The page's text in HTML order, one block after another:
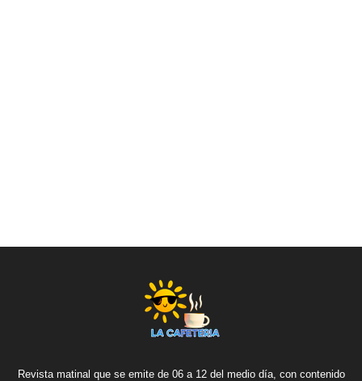
Revista matinal que se emite de 06 a 12 del medio día, con contenido